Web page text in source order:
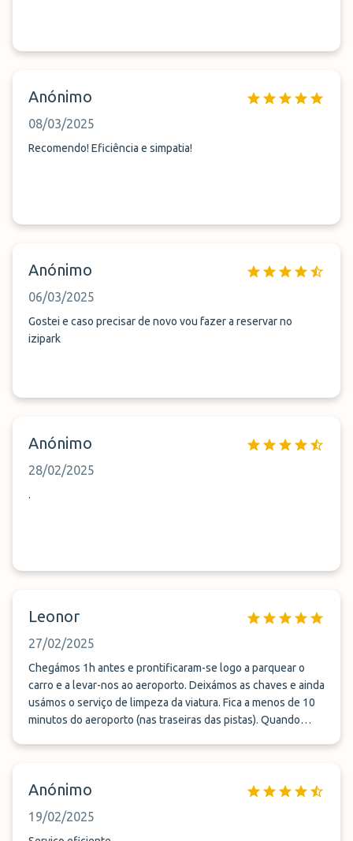
Anónimo
08/03/2025
Recomendo! Eficiência e simpatia!
Anónimo
06/03/2025
Gostei e caso precisar de novo vou fazer a reservar no
izipark
Anónimo
28/02/2025
.
Leonor
27/02/2025
Chegámos 1h antes e prontificaram-se logo a parquear o
carro e a levar-nos ao aeroporto. Deixámos as chaves e ainda
usámos o serviço de limpeza da viatura. Fica a menos de 10
minutos do aeroporto (nas traseiras das pistas). Quando
Anónimo
19/02/2025